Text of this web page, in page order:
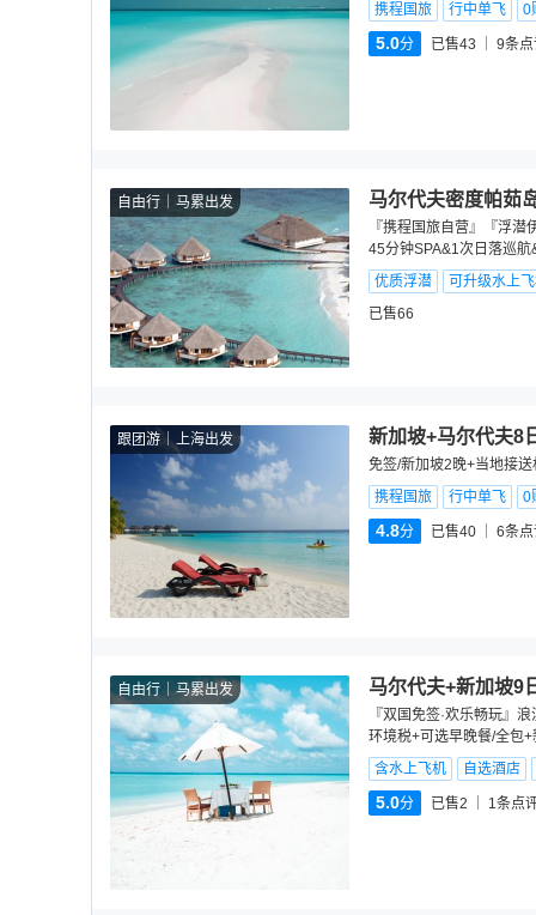
携程国旅 行中单飞 0
5.0分 已售43 9条
自由行 马累出发 马尔代夫密度帕茹
『携程国旅自营』『浮
45分钟SPA&1次日落巡
优质浮潜
可升级水上
已售66
跟团游 上海出发 新加坡+马尔代夫8
免签/新加坡2晚+当地接
携程国旅
行中单飞 0
4.8分 已售40 6条
自由行 马累出发 马尔代夫+新加坡9
『双国免签·欢乐畅玩』
环境税+可选早晚餐/全包+
含水上飞机
自选酒店
5.0分 已售2 1条点